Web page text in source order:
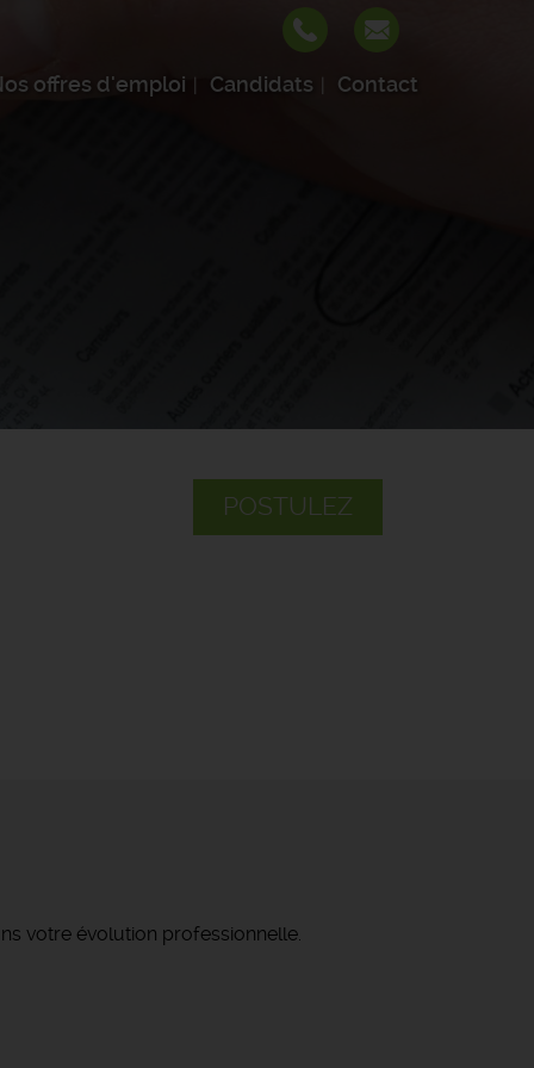
offres d'emploi Candidats Contact
POSTULEZ
votre évolution professionnelle.